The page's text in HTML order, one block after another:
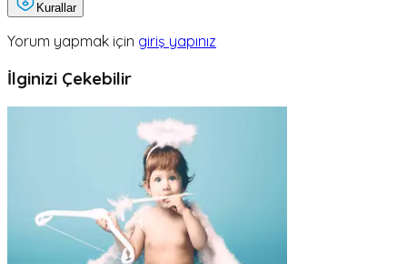
Kurallar
Yorum yapmak için giriş yapınız
İlginizi Çekebilir